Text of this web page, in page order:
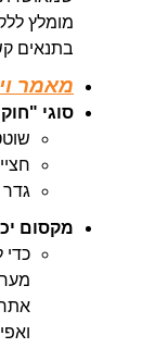
מומלץ
בתנאים
מאמר
סוגי
גדר
מקסום
כדי